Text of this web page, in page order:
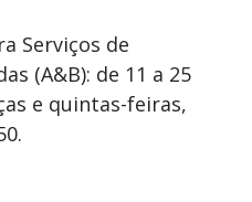
Serviços de
(A&B): de 11 a 25
e quintas-feiras,